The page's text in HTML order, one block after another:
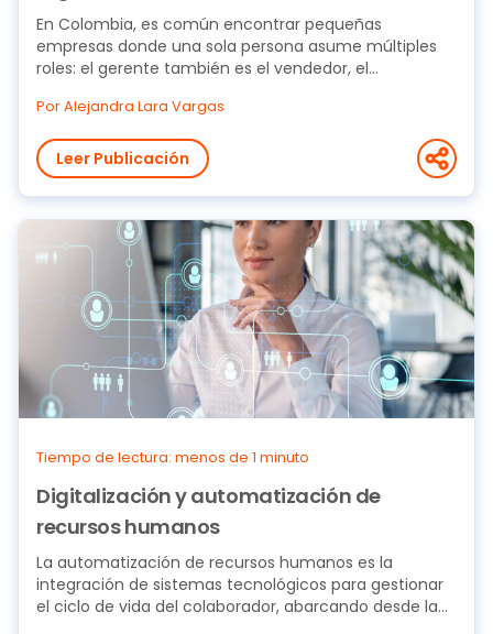
En Colombia, es común encontrar pequeñas
empresas donde una sola persona asume múltiples
roles: el gerente también es el vendedor, el
Por Alejandra Lara Vargas
Leer Publicación
Tiempo de lectura: menos de 1 minuto
Digitalización y automatización de
recursos humanos
La automatización de recursos humanos es la
integración de sistemas tecnológicos para gestionar
el ciclo de vida del colaborador, abarcando desde la...